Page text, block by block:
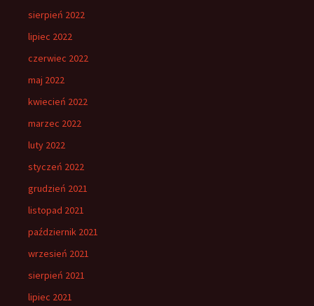
sierpień 2022
lipiec 2022
czerwiec 2022
maj 2022
kwiecień 2022
marzec 2022
luty 2022
styczeń 2022
grudzień 2021
listopad 2021
październik 2021
wrzesień 2021
sierpień 2021
lipiec 2021